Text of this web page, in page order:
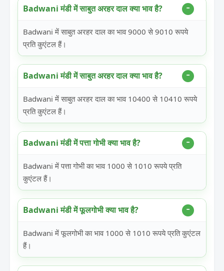
Badwani मंडी में साबुत अरहर दाल क्या भाव है?
Badwani में साबुत अरहर दाल का भाव 9000 से 9010 रूपये
प्रति कुएंटल हैं।
Badwani मंडी में साबुत अरहर दाल क्या भाव है?
Badwani में साबुत अरहर दाल का भाव 10400 से 10410 रूपये
प्रति कुएंटल हैं।
Badwani मंडी में पत्ता गोभी क्या भाव है?
Badwani में पत्ता गोभी का भाव 1000 से 1010 रूपये प्रति
कुएंटल हैं।
Badwani मंडी में फूलगोभी क्या भाव है?
Badwani में फूलगोभी का भाव 1000 से 1010 रूपये प्रति कुएंटल
हैं।